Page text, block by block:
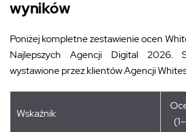
wyników
Poniżej kompletne zestawienie ocen
Najlepszych Agencji Digital 2026.
wystawione przez klientów Agencji
Wskaźnik